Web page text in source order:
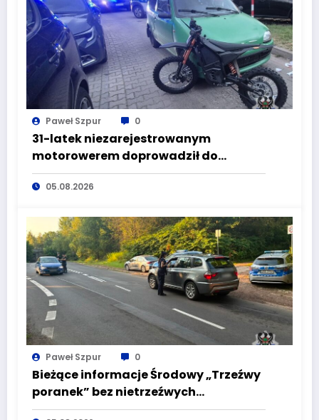
Paweł Szpur 0
31-latek niezarejestrowanym
motorowerem doprowadził do
wypadku będąc pod wpływem
alkoholu
05.08.2026
Paweł Szpur 0
Bieżące informacje Środowy „Trzeźwy
poranek” bez nietrzeźwych
kierujących! To cieszy!